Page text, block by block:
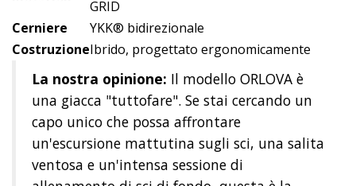
GRID
Cerniere
YKK® bidirezionale
CostruzioneIbrido, progettato ergonomicamente
La nostra opinione: Il modello ORLOVA è
una giacca "tuttofare". Se stai cercando un
capo unico che possa affrontare
un'escursione mattutina sugli sci, una salita
ventosa e un'intensa sessione di